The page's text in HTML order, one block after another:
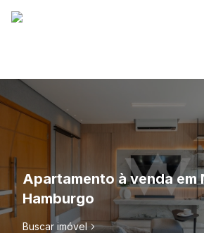
Apartamento à venda em
Hamburgo
Buscar imóvel